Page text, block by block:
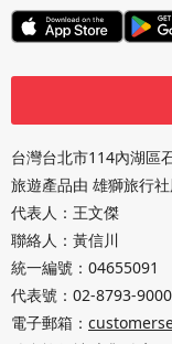
台灣台北市114內湖區
旅遊產品由 雄獅旅行
代表人：王文傑
聯絡人：黃信川
統一編號：04655091
代表號： 02-8793-9000
電子郵箱：